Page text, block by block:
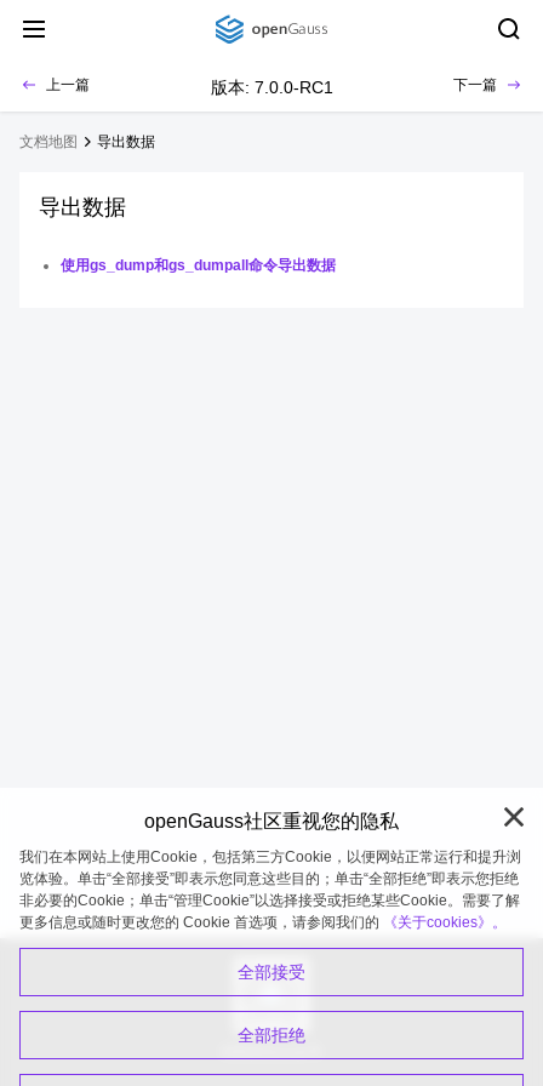
上一篇 版本: 7.0.0-RC1 下一篇
文档地图 导出数据
导出数据
使用gs_dump和gs_dumpall命令导出数据
openGauss 2026-08-07 20:04:43
openGauss社区重视您的隐私
我们在本网站上使用Cookie，包括第三方Cookie，以便网站正常运行和提升浏
览体验。单击“全部接受”即表示您同意这些目的；单击“全部拒绝”即表示您拒绝
非必要的Cookie；单击“管理Cookie”以选择接受或拒绝某些Cookie。需要了解
更多信息或随时更改您的 Cookie 首选项，请参阅我们的
《关于cookies》。
全部接受
全部拒绝